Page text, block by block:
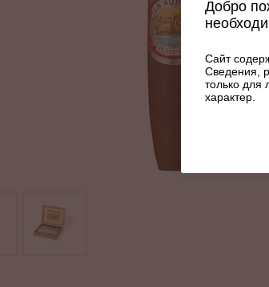
Добро
Сайт
Сведения,
только для
характер.